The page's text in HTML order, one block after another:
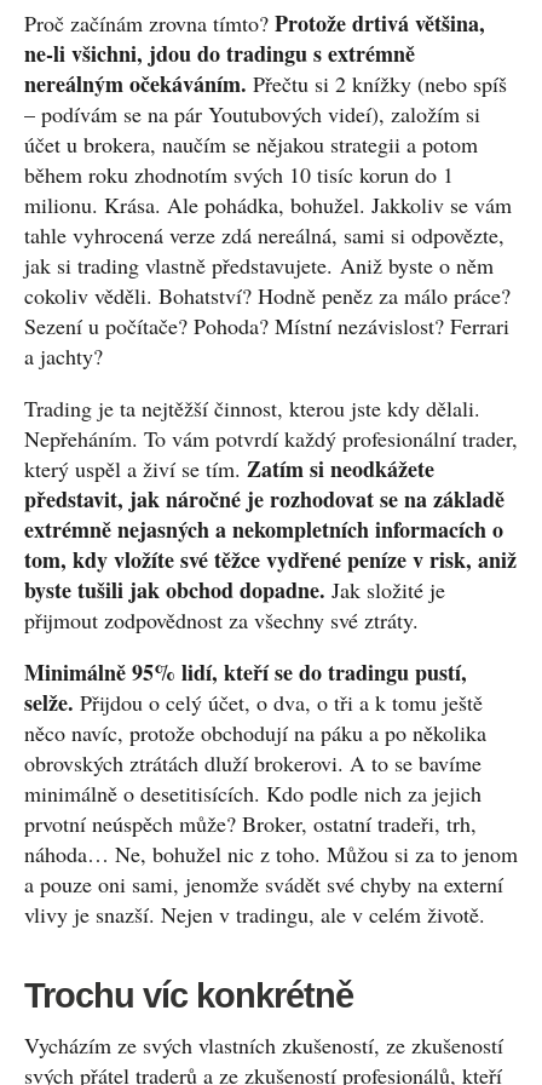
Proč začínám zrovna tímto? Protože drtivá většina,
ne-li všichni, jdou do tradingu s extrémně
nereálným očekáváním. Přečtu si 2 knížky (nebo spíš
– podívám se na pár Youtubových videí), založím si
účet u brokera, naučím se nějakou strategii a potom
během roku zhodnotím svých 10 tisíc korun do 1
milionu. Krása. Ale pohádka, bohužel. Jakkoliv se vám
tahle vyhrocená verze zdá nereálná, sami si odpovězte,
jak si trading vlastně představujete. Aniž byste o něm
cokoliv věděli. Bohatství? Hodně peněz za málo práce?
Sezení u počítače? Pohoda? Místní nezávislost? Ferrari
a jachty?
Trading je ta nejtěžší činnost, kterou jste kdy dělali.
Nepřeháním. To vám potvrdí každý profesionální trader,
který uspěl a živí se tím. Zatím si neodkážete
představit, jak náročné je rozhodovat se na základě
extrémně nejasných a nekompletních informacích o
tom, kdy vložíte své těžce vydřené peníze v risk, aniž
byste tušili jak obchod dopadne. Jak složité je
přijmout zodpovědnost za všechny své ztráty.
Minimálně 95% lidí, kteří se do tradingu pustí,
selže. Přijdou o celý účet, o dva, o tři a k tomu ještě
něco navíc, protože obchodují na páku a po několika
obrovských ztrátách dluží brokerovi. A to se bavíme
minimálně o desetitisících. Kdo podle nich za jejich
prvotní neúspěch může? Broker, ostatní tradeři, trh,
náhoda… Ne, bohužel nic z toho. Můžou si za to jenom
a pouze oni sami, jenomže svádět své chyby na externí
vlivy je snazší. Nejen v tradingu, ale v celém životě.
Trochu víc konkrétně
Vycházím ze svých vlastních zkušeností, ze zkušeností
svých přátel traderů a ze zkušeností profesionálů, kteří